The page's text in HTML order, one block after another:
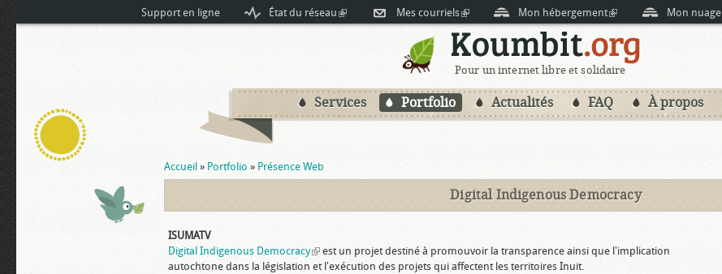
Aller au
contenu
principal
Support en ligne État du réseau (link is external)Mes courriels(link is external)Mon hébergement(link is external)Mon nuage
Pour un internet libre et solidaire
Services Portfolio Actualités FAQ À propos
Vous êtes ici
Accueil » Portfolio » Présence Web
Digital Indigenous Democracy
ISUMATV
Digital Indigenous Democracy(link is external)
est un projet destiné à promouvoir la transparence ainsi que l'implication
autochtone dans la législation et l'exécution des projets qui affectent les territoires Inuit.